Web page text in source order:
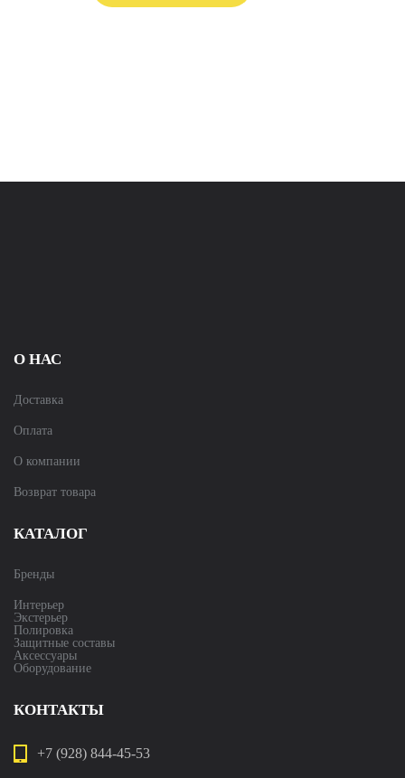
О НАС
Доставка
Оплата
О компании
Возврат товара
КАТАЛОГ
Бренды
Интерьер
Экстерьер
Полировка
Защитные составы
Аксессуары
Оборудование
КОНТАКТЫ
+7 (928) 844-45-53